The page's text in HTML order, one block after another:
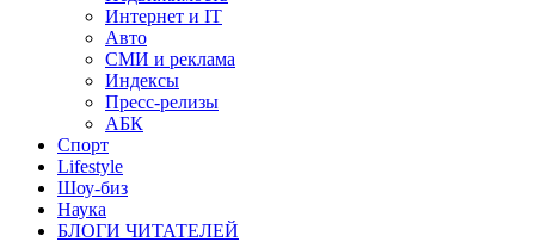
Интернет и IT
Авто
СМИ и реклама
Индексы
Пресс-релизы
АБК
Спорт
Lifestyle
Шоу-биз
Наука
БЛОГИ ЧИТАТЕЛЕЙ